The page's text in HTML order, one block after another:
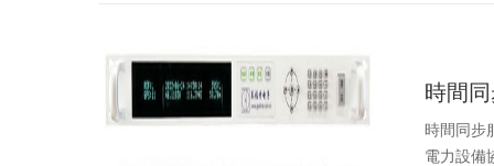
時間
時間同步
電力設備